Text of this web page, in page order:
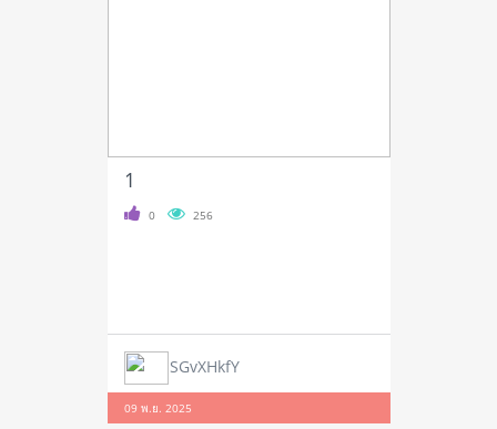
1
0 256
SGvXHkfY
09 พ.ย. 2025